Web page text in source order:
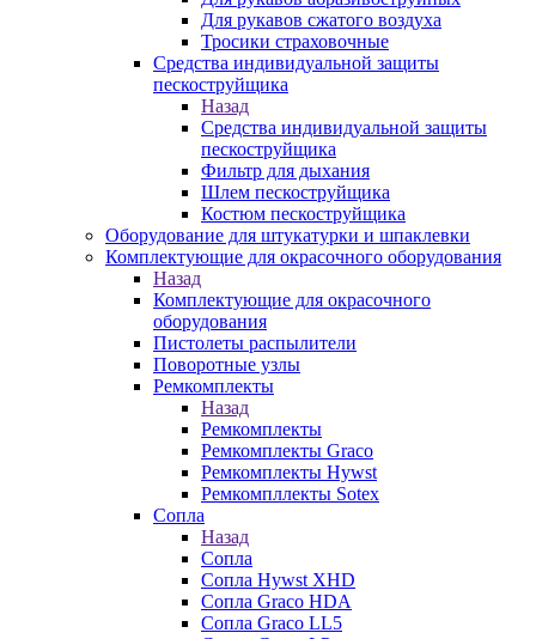
Для рукавов сжатого воздуха
Тросики страховочные
Средства индивидуальной защиты
пескоструйщика
Назад
Средства индивидуальной защиты
пескоструйщика
Фильтр для дыхания
Шлем пескоструйщика
Костюм пескоструйщика
Оборудование для штукатурки и шпаклевки
Комплектующие для окрасочного оборудования
Назад
Комплектующие для окрасочного
оборудования
Пистолеты распылители
Поворотные узлы
Ремкомплекты
Назад
Ремкомплекты
Ремкомплекты Graco
Ремкомплекты Hywst
Ремкомпллекты Sotex
Сопла
Назад
Сопла
Сопла Hywst XHD
Сопла Graco HDA
Сопла Graco LL5